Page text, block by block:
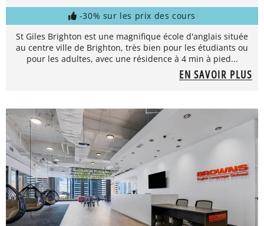
-30% sur les prix des cours
St Giles Brighton est une magnifique école d'anglais située
au centre ville de Brighton, très bien pour les étudiants ou
pour les adultes, avec une résidence à 4 min à pied...
EN SAVOIR PLUS